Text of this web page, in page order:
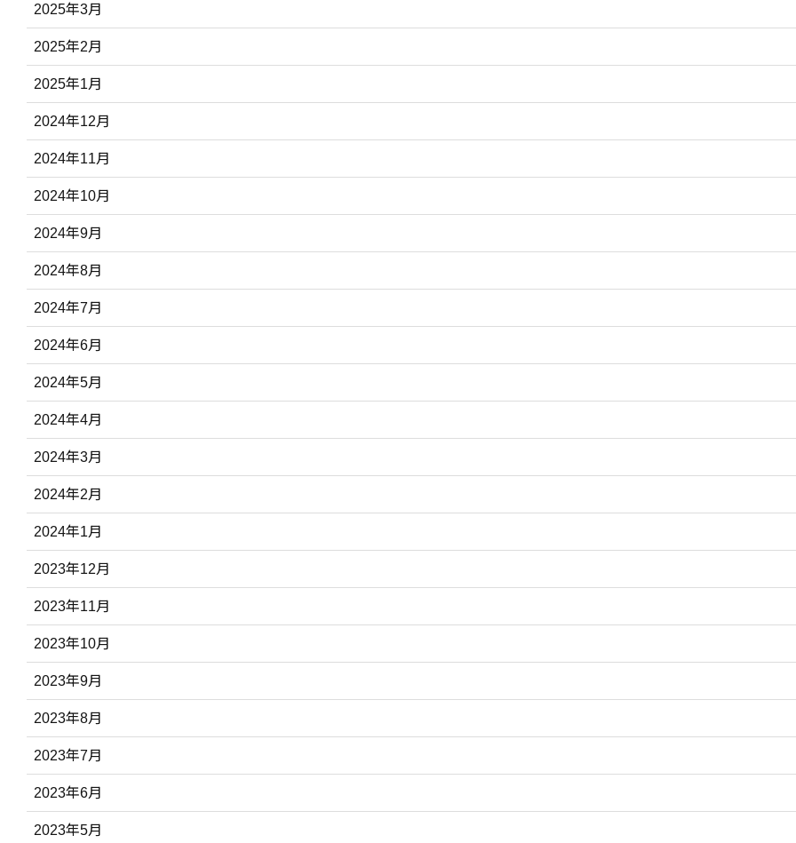
2025年3月
2025年2月
2025年1月
2024年12月
2024年11月
2024年10月
2024年9月
2024年8月
2024年7月
2024年6月
2024年5月
2024年4月
2024年3月
2024年2月
2024年1月
2023年12月
2023年11月
2023年10月
2023年9月
2023年8月
2023年7月
2023年6月
2023年5月